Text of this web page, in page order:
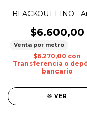
BLACKOUT LINO -
$6.600,00
Venta por metro
$6.270,00 con
Transferencia o
bancario
VER